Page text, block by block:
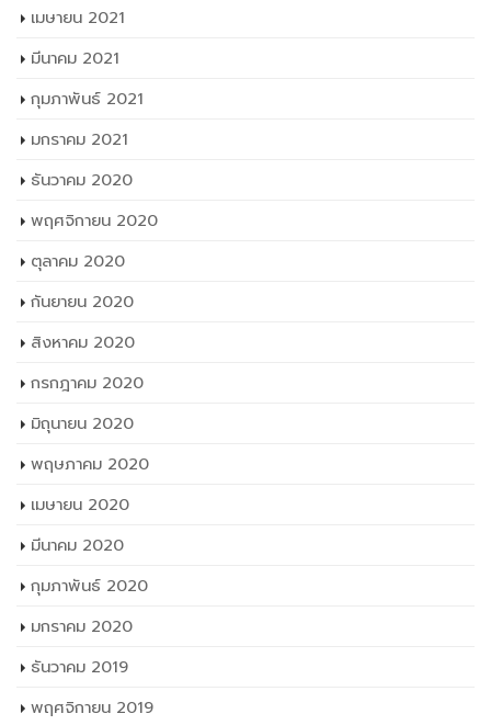
เมษายน 2021
มีนาคม 2021
กุมภาพันธ์ 2021
มกราคม 2021
ธันวาคม 2020
พฤศจิกายน 2020
ตุลาคม 2020
กันยายน 2020
สิงหาคม 2020
กรกฎาคม 2020
มิถุนายน 2020
พฤษภาคม 2020
เมษายน 2020
มีนาคม 2020
กุมภาพันธ์ 2020
มกราคม 2020
ธันวาคม 2019
พฤศจิกายน 2019